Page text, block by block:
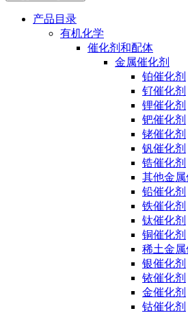
产品目录
有机化学
催化剂和配体
金属催化剂
铂催化剂
钌催化剂
锂催化剂
钯催化剂
铑催化剂
钒催化剂
锆催化剂
其他金属
铅催化剂
铁催化剂
钛催化剂
铜催化剂
稀土金属
银催化剂
铱催化剂
金催化剂
钴催化剂